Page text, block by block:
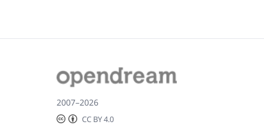
2007–2026
CC BY 4.0